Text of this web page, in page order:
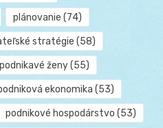
plánovanie (74)
stratégie (58)
podnikavé ženy(55)
ekonomika (53)
podnikové hospodárstvo (53)